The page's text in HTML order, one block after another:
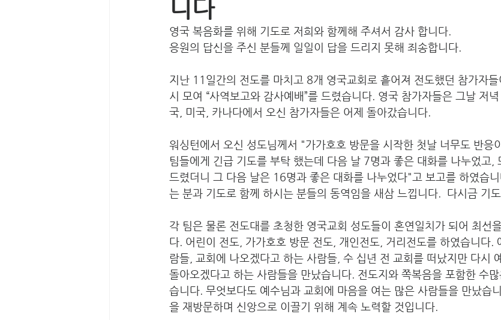
니다
영국 복음화를 위해 기도로 저희와 함께해 주셔서 감사 합니다.
응원의 답신을 주신 분들께 일일이 답을 드리지 못해 죄송합니다.
지난 11일간의 전도를 마치고 8개 영국교회로 흩어져 전도했던 참가자
시 모여 “사역보고와 감사예배”를 드렸습니다. 영국 참가자들은 그날 저
국, 미국, 카나다에서 오신 참가자들은 어제 돌아갔습니다.
워싱턴에서 오신 성도님께서 "가가호호 방문을 시작한 첫날 너무도 반응
팀들에게 긴급 기도를 부탁 했는데 다음 날 7명과 좋은 대화를 나누었고,
드렸더니 그 다음 날은 16명과 좋은 대화를 나누었다"고 보고를 하였습
는 분과 기도로 함께 하시는 분들의 동역임을 새삼 느낍니다.  다시금 기
각 팀은 물론 전도대를 초청한 영국교회 성도들이 혼연일치가 되어 최선
다. 어린이 전도, 가가호호 방문 전도, 개인전도, 거리전도를 하였습니다.
람들, 교회에 나오겠다고 하는 사람들, 수 십년 전 교회를 떠났지만 다시
돌아오겠다고 하는 사람들을 만났습니다. 전도지와 쪽복음을 포함한 수
습니다. 무엇보다도 예수님과 교회에 마음을 여는 많은 사람들을 만났습
을 재방문하며 신앙으로 이끌기 위해 계속 노력할 것입니다.